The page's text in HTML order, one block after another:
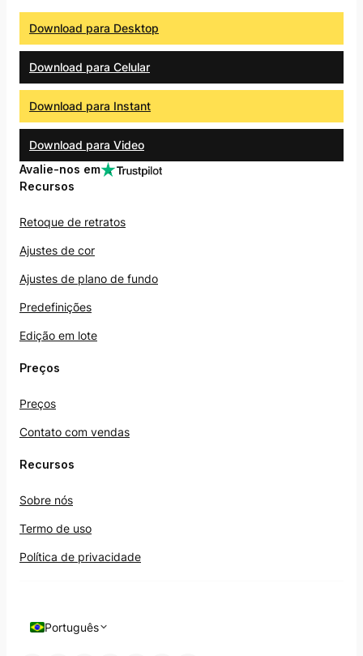
Download para Desktop
Download para Celular
Download para Instant
Download para Video
Avalie-nos em
Recursos
Retoque de retratos
Ajustes de cor
Ajustes de plano de fundo
Predefinições
Edição em lote
Preços
Preços
Contato com vendas
Recursos
Sobre nós
Termo de uso
Política de privacidade
Português